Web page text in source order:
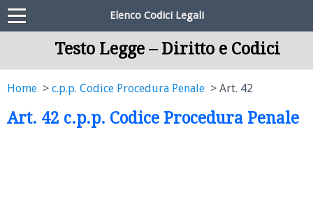
Elenco Codici Legali
Testo Legge – Diritto e Codici
Home c.p.p. Codice Procedura Penale Art. 42
Art. 42 c.p.p. Codice Procedura Penale